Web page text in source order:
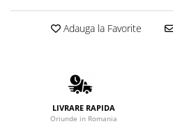
Stabilizatoare tensiune
Piese schimb espressoare
Portafiltre
Adauga la Favorite
LIVRARE RAPIDA
Oriunde in Romania